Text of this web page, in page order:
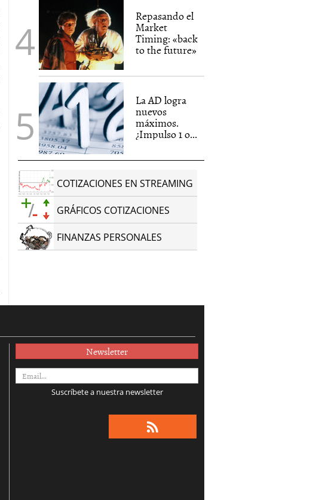
Repasando el
Market
Timing: «back
to the future»
La AD logra
nuevos
máximos.
¿Impulso 1 o...
COTIZACIONES EN STREAMING
GRÁFICOS COTIZACIONES
FINANZAS PERSONALES
Newsletter
Suscríbete a nuestra newsletter